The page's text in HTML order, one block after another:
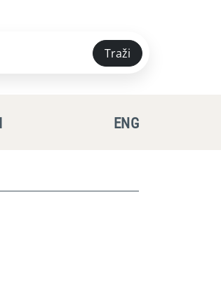
Traži
ENG